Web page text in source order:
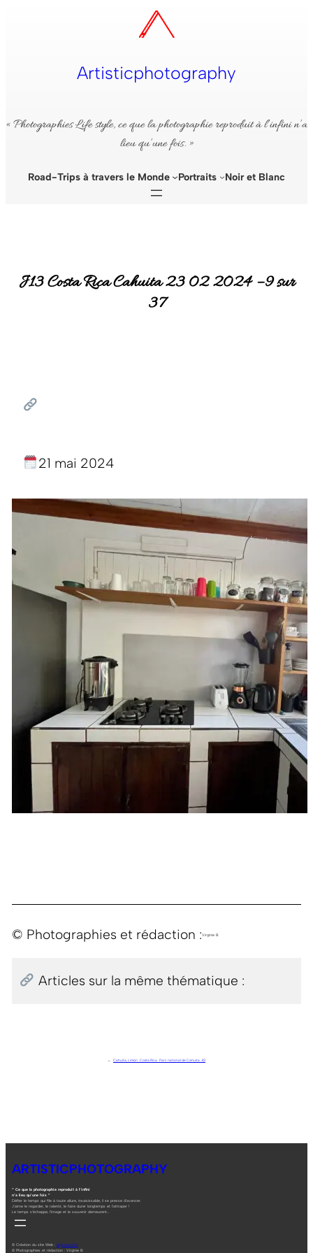
Artisticphotography
« Photographies Life style, ce que la photographie reproduit à l’infini n’a
lieu qu’une fois. »
Road-Trips à travers le Monde Portraits Noir et Blanc
J13 Costa Rica Cahuita 23 02 2024 – 9 sur
37
21 mai 2024
© Photographies et rédaction :Virginie B.
Articles sur la même thématique :
← Cahuita, Limón . Costa Rica . Parc national de Cahuita. J13
ARTISTICPHOTOGRAPHY
“ Ce que la photographie reproduit à l’infini
n’a lieu qu’une fois ”
Défier le temps qui file à toute allure, insaisissable, il se presse d’avancer.
J’aime le regarder, le ralentir, le faire durer longtemps et l’attraper !
Le temps s’échappe, l’image et le souvenir demeurent…
© Création du site Web : digitalneed.fr
© Photographies et rédaction : Virginie B.